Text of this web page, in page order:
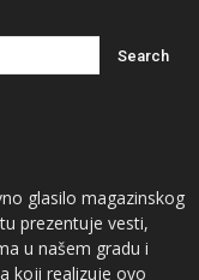
glasilo magazinskog
prezentuje vesti,
u našem gradu i
koji realizuje ovo